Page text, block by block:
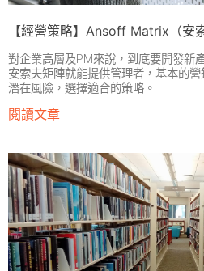
【經營策略】Ansoff Matrix（安
對企業高層及PM來說，到底要開發新
安索夫矩陣就能提供管理者，基本的
潛在風險，選擇適合的策略。
閱讀文章